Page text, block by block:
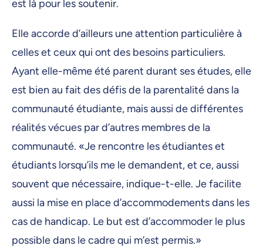
est là pour les soutenir.
Elle accorde d’ailleurs une attention particulière à
celles et ceux qui ont des besoins particuliers.
Ayant elle-même été parent durant ses études, elle
est bien au fait des défis de la parentalité dans la
communauté étudiante, mais aussi de différentes
réalités vécues par d’autres membres de la
communauté. «Je rencontre les étudiantes et
étudiants lorsqu’ils me le demandent, et ce, aussi
souvent que nécessaire, indique-t-elle. Je facilite
aussi la mise en place d’accommodements dans les
cas de handicap. Le but est d’accommoder le plus
possible dans le cadre qui m’est permis.»